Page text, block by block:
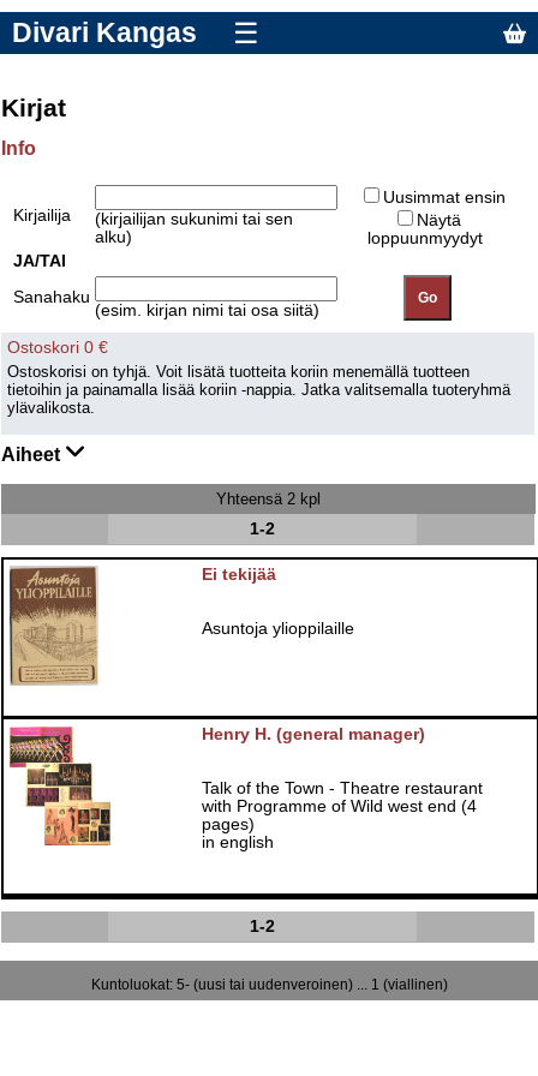
Divari Kangas ☰
Kirjat
Info
Kirjailija
(kirjailijan sukunimi tai sen
alku)
Uusimmat ensin
Näytä
loppuunmyydyt
JA/TAI
Sanahaku
(esim. kirjan nimi tai osa siitä)
Ostoskori 0 €
Ostoskorisi on tyhjä. Voit lisätä tuotteita koriin menemällä tuotteen
tietoihin ja painamalla lisää koriin -nappia. Jatka valitsemalla tuoteryhmä
ylävalikosta.
Aiheet
Yhteensä 2 kpl
1-2
Ei tekijää
Asuntoja ylioppilaille
Henry H. (general manager)
Talk of the Town - Theatre restaurant
with Programme of Wild west end (4
pages)
in english
1-2
Kuntoluokat: 5- (uusi tai uudenveroinen) ... 1 (viallinen)